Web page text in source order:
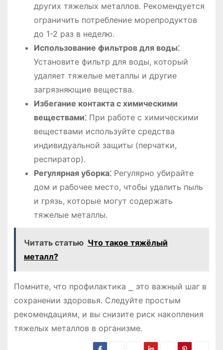
других тяжелых металлов. Рекомендуется
ограничить потребление морепродуктов
до 1-2 раз в неделю.
Использование фильтров для воды⁚
Установите фильтр для воды, который
удаляет тяжелые металлы и другие
загрязняющие вещества.
Избегание контакта с химическими
веществами⁚При работе с химическими
веществами используйте средства
индивидуальной защиты (перчатки,
респиратор).
Регулярная уборка⁚Регулярно убирайте
дом и рабочее место, чтобы удалить пыль
и грязь, которые могут содержать
тяжелые металлы.
Читать статью Что такое тяжёлый
металл?
Помните, что профилактика ⎯ это важный шаг в
сохранении здоровья. Следуйте простым
рекомендациям, и вы снизите риск накопления
тяжелых металлов в организме.